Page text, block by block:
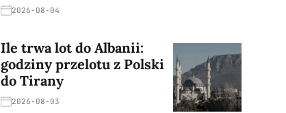
2026-08-04
Ile trwa lot do Albanii:
godziny przelotu z Polski
do Tirany
2026-08-03